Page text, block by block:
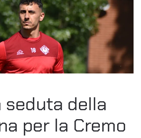
seduta della
per la Cremo